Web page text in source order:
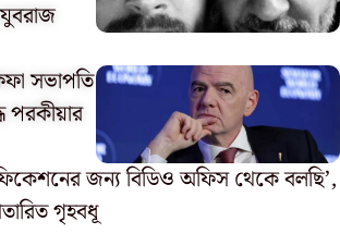
সভাপতি
পরকীয়ার
জন্য বিডিও অফিস থেকে বলছি’,
গৃহবধূ